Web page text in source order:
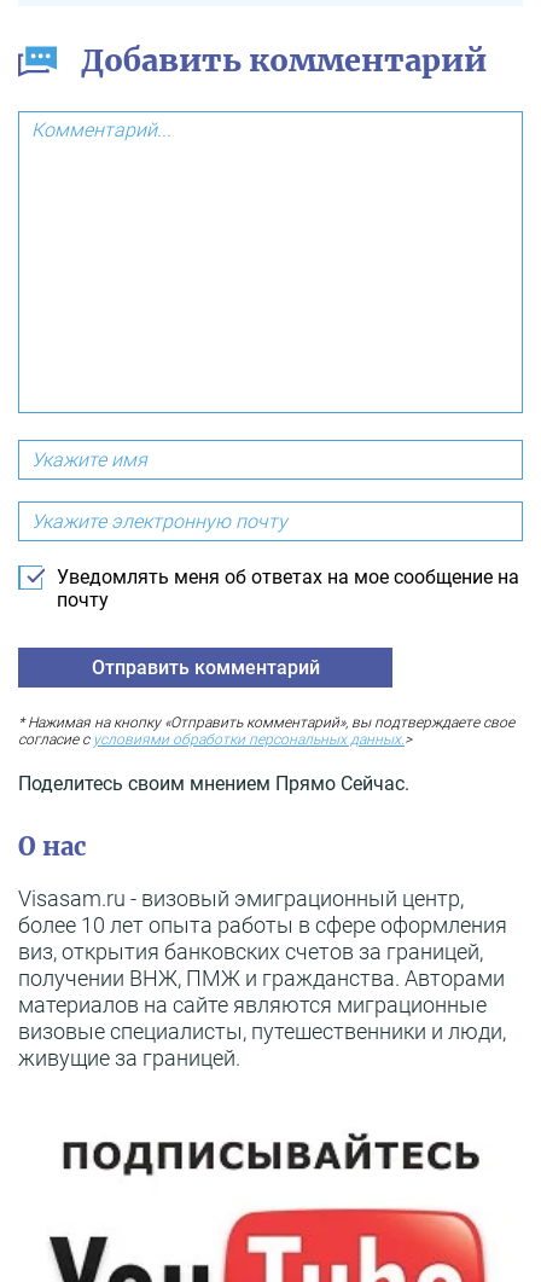
Добавить комментарий
Уведомлять меня об ответах на мое сообщение на
почту
* Нажимая на кнопку «Отправить комментарий», вы подтверждаете свое
согласие с условиями обработки персональных данных.>
Поделитесь своим мнением Прямо Сейчас.
О нас
Visasam.ru - визовый эмиграционный центр,
более 10 лет опыта работы в сфере оформления
виз, открытия банковских счетов за границей,
получении ВНЖ, ПМЖ и гражданства. Авторами
материалов на сайте являются миграционные
визовые специалисты, путешественники и люди,
живущие за границей.